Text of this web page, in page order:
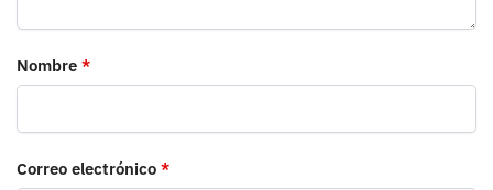
Nombre *
Correo electrónico *